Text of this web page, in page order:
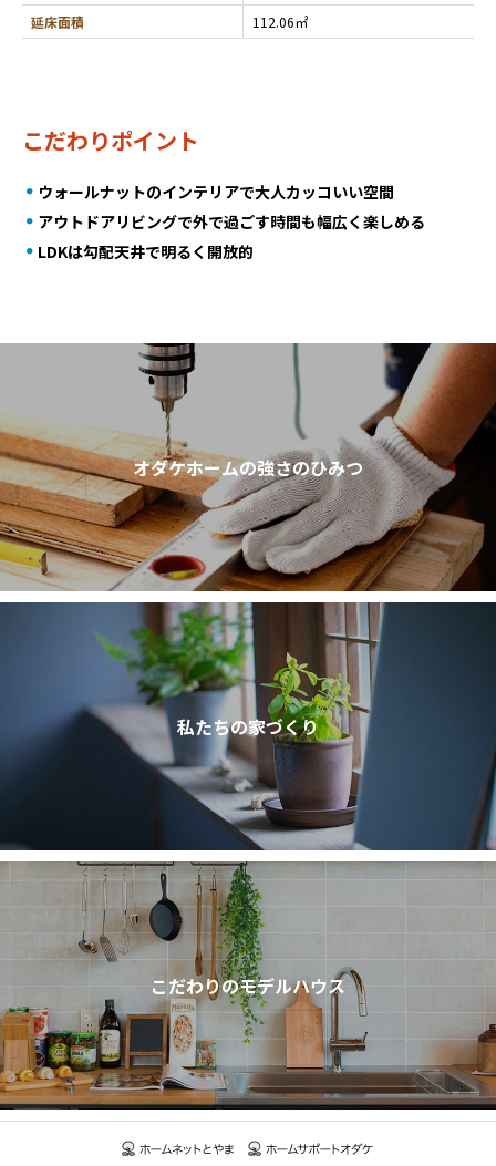
延床面積
112.06㎡
こだわりポイント
ウォールナットのインテリアで大人カッコいい空間
アウトドアリビングで外で過ごす時間も幅広く楽しめる
LDKは勾配天井で明るく開放的
オダケホームの強さのひみつ
私たちの家づくり
こだわりのモデルハウス